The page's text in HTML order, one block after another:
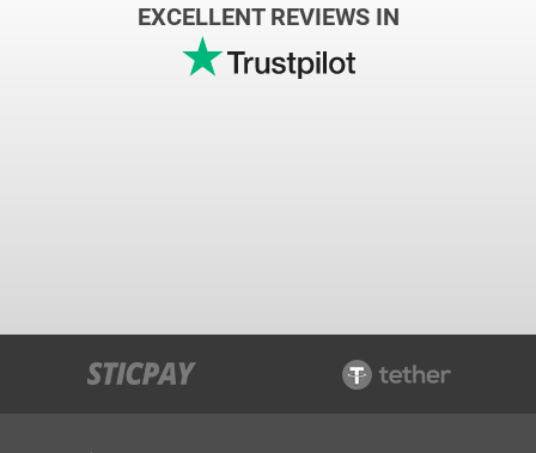
EXCELLENT REVIEWS IN